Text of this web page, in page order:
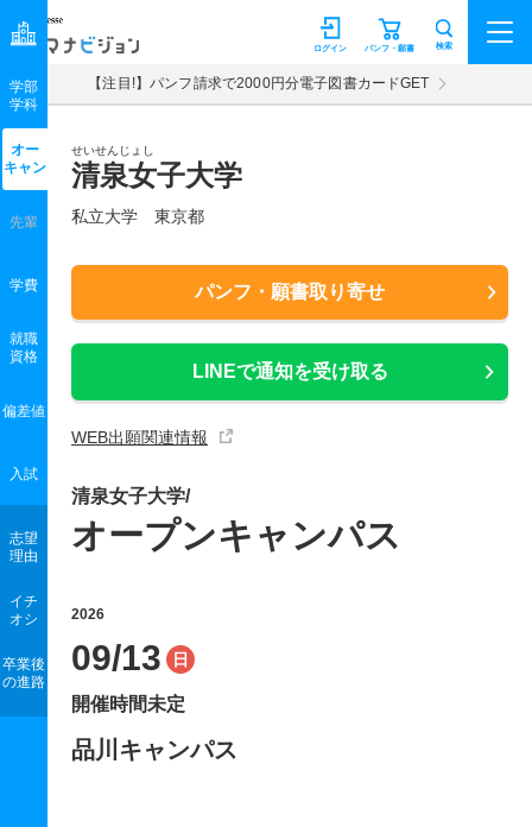
マナビジョン パンフ・願書
ログイン 検索
【注目!】パンフ請求で2000円分電子図書カードGET
せいせんじょし
清泉女子大学
私立大学 東京都
パンフ・願書取り寄せ
LINEで通知を受け取る
WEB出願関連情報
学部
学科
オー
キャン
先輩
学費
就職
資格
偏差値
入試
志望
理由
イチ
オシ
卒業後
の進路
清泉女子大学/
オープンキャンパス
2026
09/13 日
開催時間未定
品川キャンパス